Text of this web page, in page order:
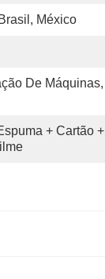
México
De Máquinas,
+ Cartão +